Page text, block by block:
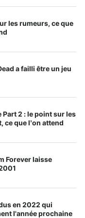
les rumeurs, ce que
a failli être un jeu
Part 2 : le point sur les
ce que l’on attend
Forever laisse
en 2022 qui
l'année prochaine